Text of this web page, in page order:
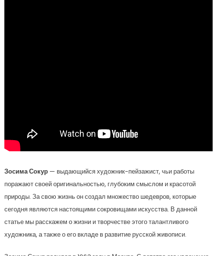
Зосима Сокур— выдающийся художник-пейзажист, чьи работы
поражают своей оригинальностью, глубоким смыслом и красотой
природы. За свою жизнь он создал множество шедевров, которые
сегодня являются настоящими сокровищами искусства. В данной
статье мы расскажем о жизни и творчестве этого талантливого
художника, а также о его вкладе в развитие русской живописи.